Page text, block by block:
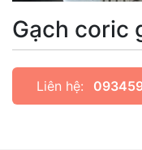
Gạch coric
Liên hệ: